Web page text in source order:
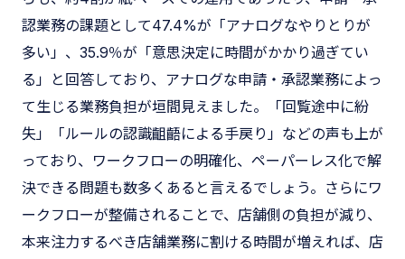
認業務の課題として47.4%が「アナログなやりとりが
多い」、35.9％が「意思決定に時間がかかり過ぎてい
る」と回答しており、アナログな申請・承認業務によっ
て生じる業務負担が垣間見えました。「回覧途中に紛
失」「ルールの認識齟齬による手戻り」などの声も上が
っており、ワークフローの明確化、ペーパーレス化で解
決できる問題も数多くあると言えるでしょう。さらにワ
ークフローが整備されることで、店舗側の負担が減り、
本来注力するべき店舗業務に割ける時間が増えれば、店